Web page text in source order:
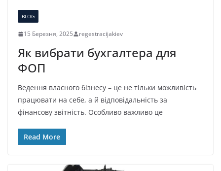
BLOG
15 Березня, 2025 regestracijakiev
Як вибрати бухгалтера для
ФОП
Ведення власного бізнесу – це не тільки можливість
працювати на себе, а й відповідальність за
фінансову звітність. Особливо важливо це
Read More